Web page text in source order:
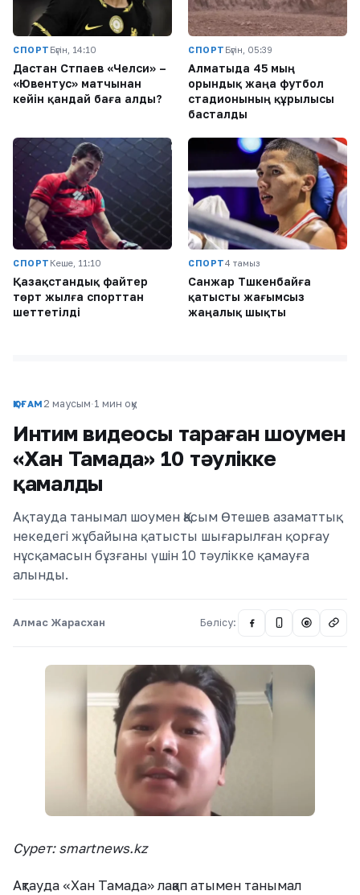
СПОРТ Бүгін, 14:10
Дастан Сәтпаев «Челси» –
«Ювентус» матчынан
кейін қандай баға алды?
СПОРТ Бүгін, 05:39
Алматыда 45 мың
орындық жаңа футбол
стадионының құрылысы
басталды
СПОРТ Кеше, 11:10
Қазақстандық файтер
төрт жылға спорттан
шеттетілді
СПОРТ4 тамыз
Санжар Тәшкенбайға
қатысты жағымсыз
жаңалық шықты
ҚОҒАМ 2 маусым·1 мин оқу
Интим видеосы тараған шоумен
«Хан Тамада» 10 тәулікке
қамалды
Ақтауда танымал шоумен Қасым Өтешев азаматтық
некедегі жұбайына қатысты шығарылған қорғау
нұсқамасын бұзғаны үшін 10 тәулікке қамауға
алынды.
Алмас Жарасхан Бөлісу: @
Сурет: smartnews.kz
Ақтауда «Хан Тамада» лақап атымен танымал